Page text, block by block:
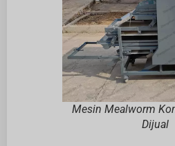
Mesin Mealworm
Dijual